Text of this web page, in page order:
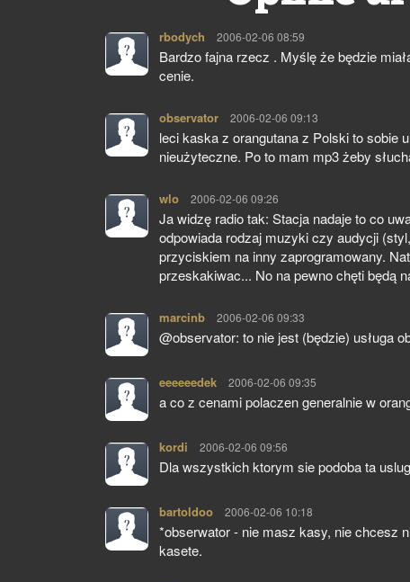
rbodych pisze:
2006-02-06 08:59
Bardzo fajna rzecz . Myślę że będzie
cenie.
observator pisze:
2006-02-06 09:13
leci kaska z orangutana z Polski to sobie
nieużyteczne. Po to mam mp3 żeby
wlo pisze:
2006-02-06 09:26
Ja widzę radio tak: Stacja nadaje to co
odpowiada rodzaj muzyki czy audycji
przyciskiem na inny zaprogramowany.
przeskakiwac... No na pewno chęti będą
marcinb pisze:
2006-02-06 09:33
@observator: to nie jest (będzie) usługa
eeeeeedek pisze:
2006-02-06 09:35
a co z cenami polaczen generalnie w
kordi pisze:
2006-02-06 09:56
Dla wszystkich ktorym sie podoba ta
bartoldoo pisze:
2006-02-06 10:18
*obserwator - nie masz kasy, nie chcesz
kasete.